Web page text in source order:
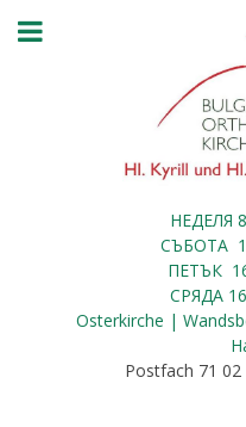
НЕДЕЛЯ
СЪБОТА
ПЕТЪК
СРЯДА
Osterkirche |
Postfach 71